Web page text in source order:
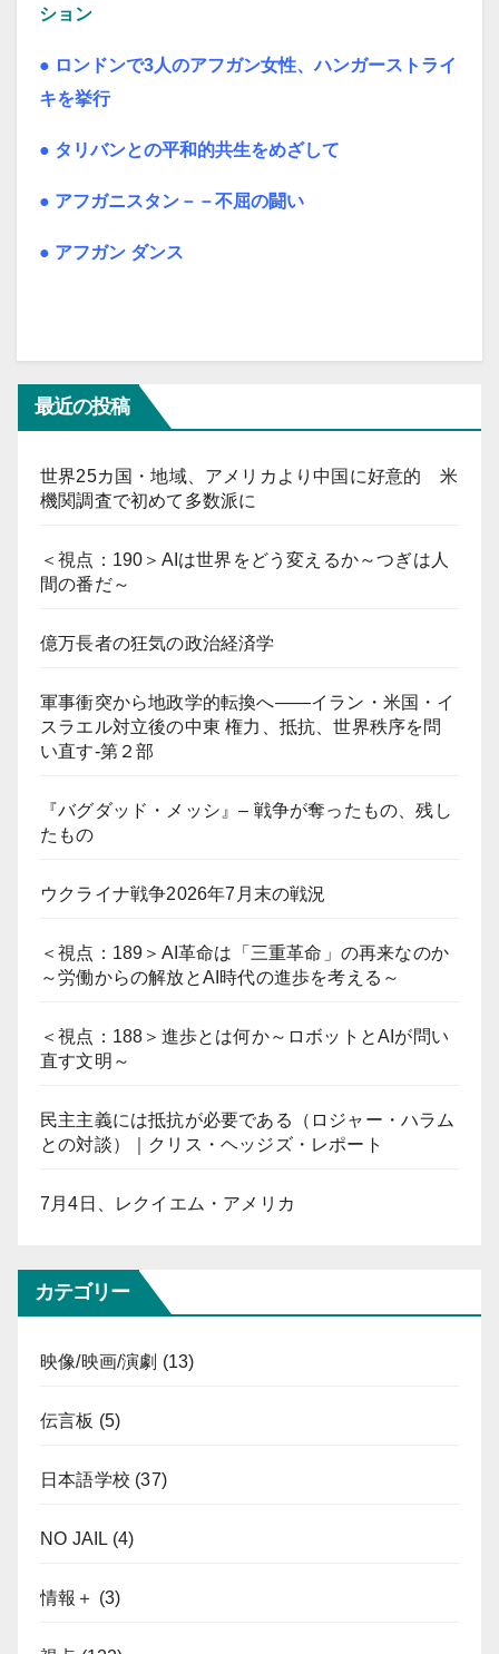
ション
● ロンドンで3人のアフガン女性、ハンガーストライ
キを挙行
● タリバンとの平和的共生をめざして
● アフガニスタン－－不屈の闘い
● アフガン ダンス
最近の投稿
世界25カ国・地域、アメリカより中国に好意的 米
機関調査で初めて多数派に
＜視点：190＞AIは世界をどう変えるか～つぎは人
間の番だ～
億万長者の狂気の政治経済学
軍事衝突から地政学的転換へ――イラン・米国・イ
スラエル対立後の中東 権力、抵抗、世界秩序を問
い直す-第２部
『バグダッド・メッシ』– 戦争が奪ったもの、残し
たもの
ウクライナ戦争2026年7月末の戦況
＜視点：189＞AI革命は「三重革命」の再来なのか
～労働からの解放とAI時代の進歩を考える～
＜視点：188＞進歩とは何か～ロボットとAIが問い
直す文明～
民主主義には抵抗が必要である（ロジャー・ハラム
との対談）｜クリス・ヘッジズ・レポート
7月4日、レクイエム・アメリカ
カテゴリー
映像/映画/演劇 (13)
伝言板 (5)
日本語学校 (37)
NO JAIL(4)
情報＋ (3)